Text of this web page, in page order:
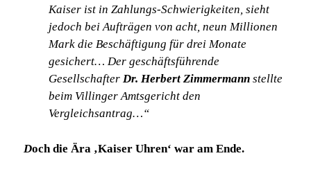
Kaiser ist in Zahlungs-Schwierigkeiten, sieht
jedoch bei Aufträgen von acht, neun Millionen
Mark die Beschäftigung für drei Monate
gesichert… Der geschäftsführende
Gesellschafter Dr. Herbert Zimmermann stellte
beim Villinger Amtsgericht den
Vergleichsantrag…“
Doch die Ära ‚Kaiser Uhren‘ war am Ende.